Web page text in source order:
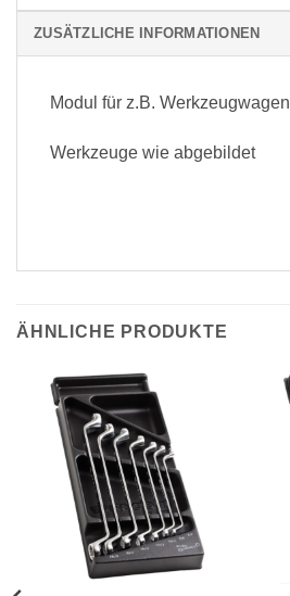
ZUSÄTZLICHE INFORMATIONEN
Modul für z.B. Werkzeugwagen
Werkzeuge wie abgebildet
ÄHNLICHE PRODUKTE